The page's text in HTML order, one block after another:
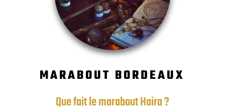
MARABOUT BORDEAUX
Que fait le marabout Haira ?